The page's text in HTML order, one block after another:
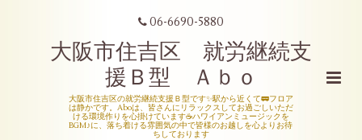
06-6690-5880
大阪市住吉区 就労継続支
援Ｂ型 Ａｂｏ
大阪市住吉区の就労継続支援Ｂ型です✨駅から近くて🚃フロア
は静かです。Aboは、皆さんにリラックスしてお過ごしいただ
ける環境作りを心掛けています☕ハワイアンミュージックを
BGM♪に、落ち着ける雰囲気の中で皆様のお越しを心よりお待
ちしております